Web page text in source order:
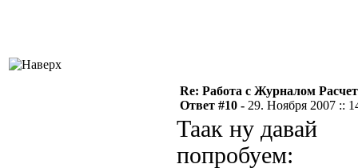
Re: Работа с Журналом
Ответ #10 - 29. Ноября 2007 ::
Таак ну давай
попробуем: